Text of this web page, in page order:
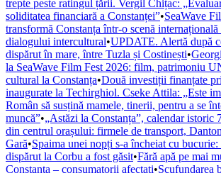
trepte peste ratingul țării. Vergil Chițac:
soliditatea financiară a Constanței”•SeaWave
transformă Constanța într-o scenă
dialogului intercultural•UPDATE. Alertă după
dispărut în mare, între Tuzla și Costinești•
la SeaWave Film Fest 2026: film, patrimoniu
cultural la Constanța•Două investiții finanțate
inaugurate la Techirghiol. Cseke Attila: „Este
Român să susțină mamele, tinerii, pentru a se
muncă”•„Astăzi la Constanța”, calendar istoric
din centrul orașului: firmele de transport,
Gară•Spaima unei nopți s-a încheiat cu
dispărut la Corbu a fost găsit•Fără apă pe mai
Constanța – consumatorii afectați•Scufundarea